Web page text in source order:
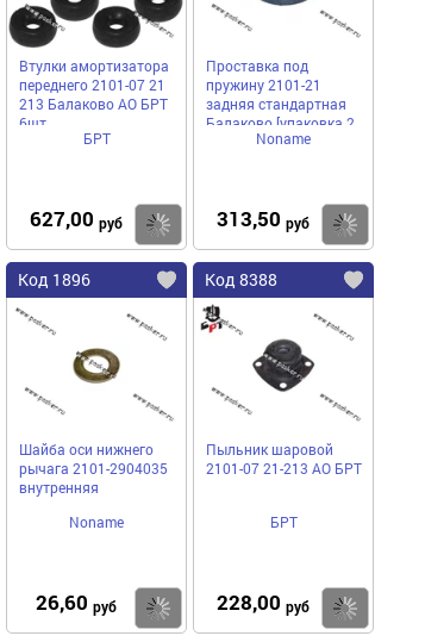
Втулки амортизатора
переднего 2101-07 21
213 Балаково АО БРТ
6шт
БРТ
627,00 руб Купить
Проставка под
пружину 2101-21
задняя стандартная
Балаково [упаковка 2
Noname
313,50 руб
Код 1896
Шайба оси нижнего
рычага 2101-2904035
внутренняя
Noname
26,60 руб Купить
Код 8388
Пыльник шаровой
2101-07 21-213 АО БРТ
БРТ
228,00 руб